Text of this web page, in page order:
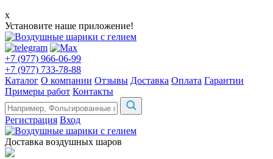
x
Установите наше приложение!
+7 (977) 966-06-99
+7 (977) 733-78-88
Каталог О компании Отзывы Доставка Оплата Гарантии
Примеры работ Контакты
Регистрация Вход
Доставка воздушных шаров